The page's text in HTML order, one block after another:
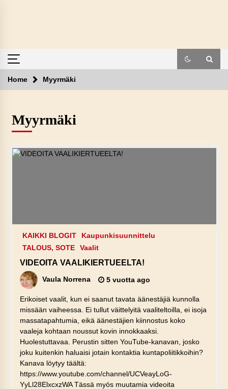
Home Myyrmäki
Myyrmäki
KAIKKI BLOGIT
Kaupunkisuunnittelu
TALOUS, SOTE
Vaalit
VIDEOITA VAALIKIERTUEELTA!
Vaula Norrena 5 vuotta ago
Erikoiset vaalit, kun ei saanut tavata äänestäjiä kunnolla
missään vaiheessa. Ei tullut väittelyitä vaaliteltoilla, ei isoja
massatapahtumia, eikä äänestäjien kiinnostus koko
vaaleja kohtaan noussut kovin innokkaaksi.
Huolestuttavaa. Perustin sitten YouTube-kanavan, josko
joku kuitenkin haluaisi jotain kontaktia kuntapoliitikkoihin?
Kanava löytyy täältä:
https://www.youtube.com/channel/UCVeayLoG-
YyLl28ElxcxzWA Tässä myös muutamia videoita